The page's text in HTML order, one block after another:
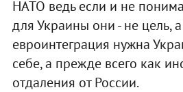
НАТО ведь если и не
для Украины они - не цель,
евроинтеграция нужна
себе, а прежде всего как
отдаления от России.